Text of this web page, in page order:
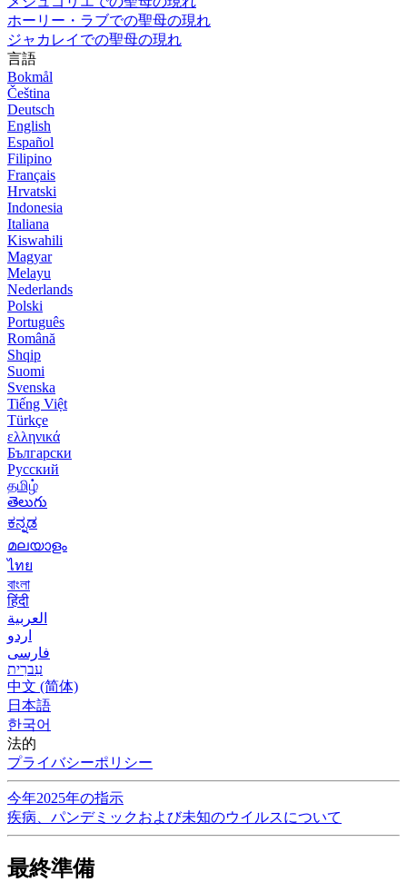
ホーリー・ラブでの聖母の現れ
ジャカレイでの聖母の現れ
言語
Bokmål
Čeština
Deutsch
English
Español
Filipino
Français
Hrvatski
Indonesia
Italiana
Kiswahili
Magyar
Melayu
Nederlands
Polski
Português
Română
Shqip
Suomi
Svenska
Tiếng Việt
Türkçe
ελληνικά
Български
Русский
தமிழ்
తెలుగు
ಕನ್ನಡ
മലയാളം
ไทย
বাংলা
हिंदी
العربية
اردو
فارسی
עִברִית
中文 (简体)
日本語
한국어
法的
プライバシーポリシー
今年2025年の指示
疾病、パンデミックおよび未知のウイルスについて
最終準備